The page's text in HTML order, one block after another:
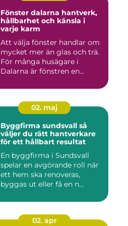
Fönster dalarna hantverk,
hållbarhet och känsla i
varje karm
Att välja fönster handlar om
mycket mer än glas och trä.
För många husägare i
Dalarna är fönstren en...
02. maj
Byggfirma sundsvall så
väljer du rätt hantverkare
för ett hållbart resultat
En byggfirma i Sundsvall
spelar en avgörande roll när
ett hem ska renoveras,
byggas ut eller få en n...
02. apr